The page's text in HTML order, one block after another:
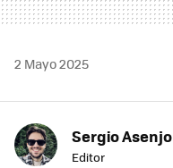
2 Mayo 2025
Sergio Asenjo
Editor